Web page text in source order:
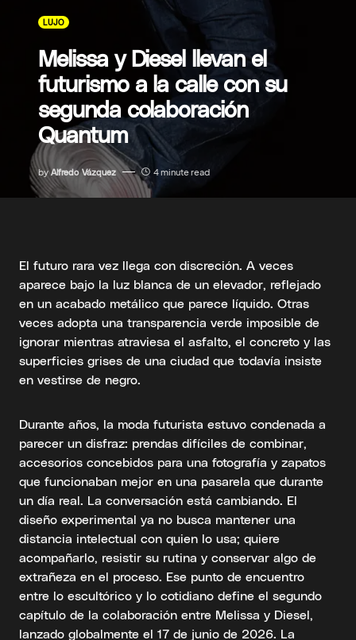
LUJO
Melissa y Diesel llevan el
futurismo a la calle con su
segunda colaboración
Quantum
by Alfredo Vázquez 4 minute read
El futuro rara vez llega con discreción. A veces
aparece bajo la luz blanca de un elevador, reflejado
en un acabado metálico que parece líquido. Otras
veces adopta una transparencia verde imposible de
ignorar mientras atraviesa el asfalto, el concreto y las
superficies grises de una ciudad que todavía insiste
en vestirse de negro.
Durante años, la moda futurista estuvo condenada a
parecer un disfraz: prendas difíciles de combinar,
accesorios concebidos para una fotografía y zapatos
que funcionaban mejor en una pasarela que durante
un día real. La conversación está cambiando. El
diseño experimental ya no busca mantener una
distancia intelectual con quien lo usa; quiere
acompañarlo, resistir su rutina y conservar algo de
extrañeza en el proceso. Ese punto de encuentro
entre lo escultórico y lo cotidiano define el segundo
capítulo de la colaboración entre Melissa y Diesel,
lanzado globalmente el 17 de junio de 2026. La